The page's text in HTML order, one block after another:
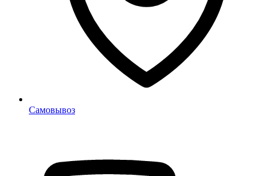
Самовывоз